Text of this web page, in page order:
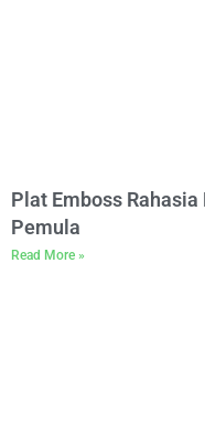
Plat Emboss Rahasia
Pemula
Read More »